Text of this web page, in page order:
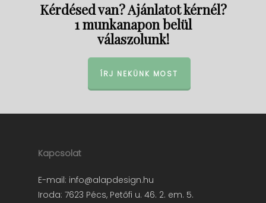
Kérdésed van? Ajánlatot kérnél?
1 munkanapon belül
válaszolunk!
ÍRJ NEKÜNK MOST
Kapcsolat
E-mail: info@alapdesign.hu
Iroda: 7623 Pécs, Petőfi u. 46. 2. em. 5.